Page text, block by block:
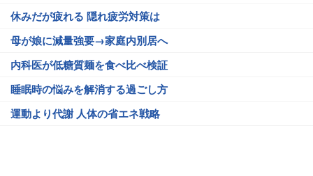
休みだが疲れる 隠れ疲労対策は
母が娘に減量強要→家庭内別居へ
内科医が低糖質麺を食べ比べ検証
睡眠時の悩みを解消する過ごし方
運動より代謝 人体の省エネ戦略